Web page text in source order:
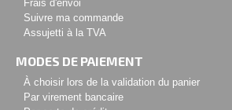
Frais d'envoi
Suivre ma commande
Assujetti à la TVA
MODES DE PAIEMENT
À choisir lors de la validation du panier
Par virement bancaire